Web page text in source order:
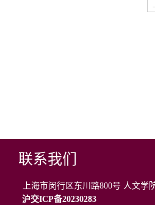
联系我们
上海市闵行区东川路800号 人文学
沪交ICP备20230283